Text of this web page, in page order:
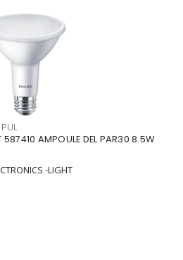
587410 AMPOULE DEL PAR30 8.5W
-LIGHT